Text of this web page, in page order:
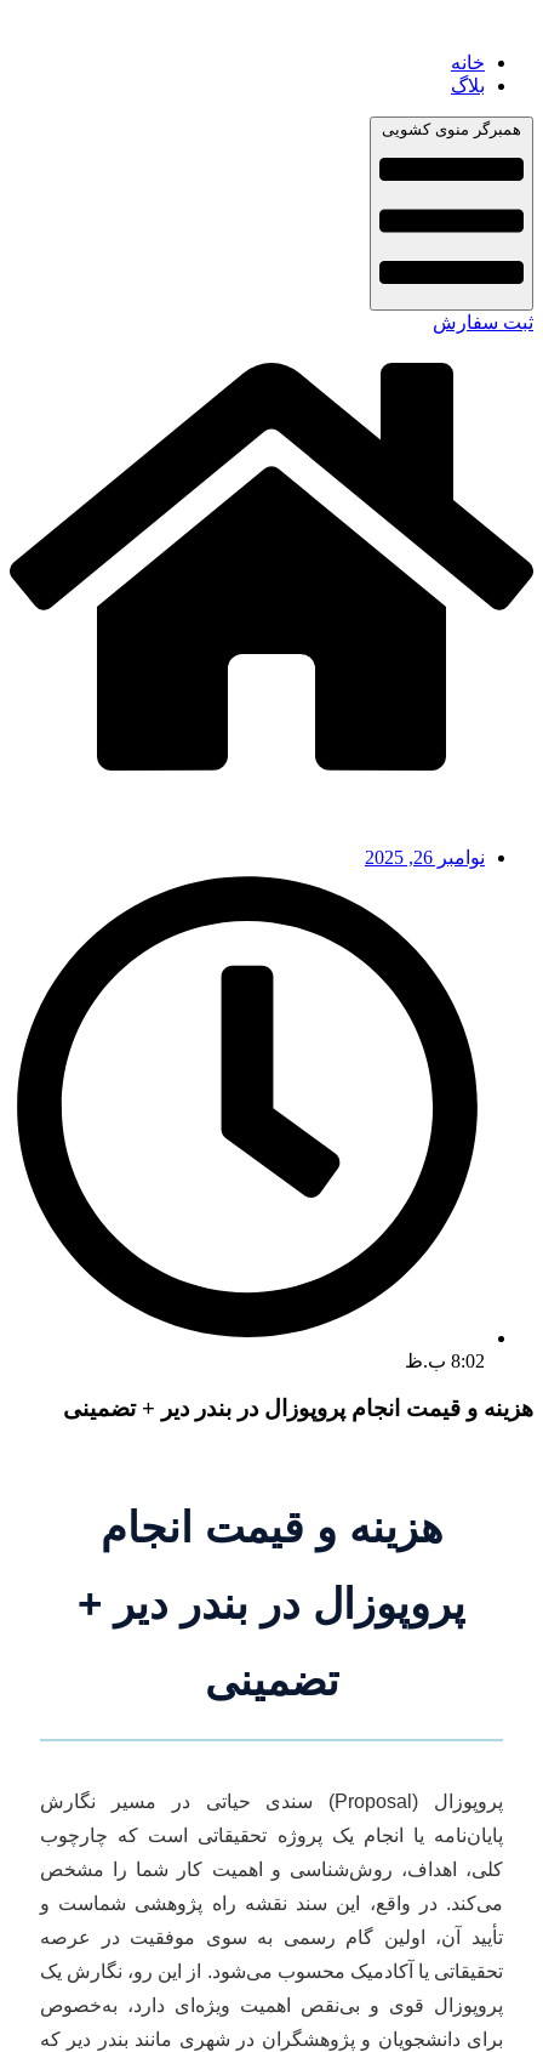
خانه
بلاگ
همبرگر منوی کشویی
ثبت سفارش
نوامبر 26, 2025
8:02 ب.ظ
هزینه و قیمت انجام پروپوزال در بندر دیر + تضمینی
هزینه و قیمت انجام
پروپوزال در بندر دیر +
تضمینی
پروپوزال (Proposal) سندی حیاتی در مسیر نگارش
پایان‌نامه یا انجام یک پروژه تحقیقاتی است که چارچوب
کلی، اهداف، روش‌شناسی و اهمیت کار شما را مشخص
می‌کند. در واقع، این سند نقشه راه پژوهشی شماست و
تأیید آن، اولین گام رسمی به سوی موفقیت در عرصه
تحقیقاتی یا آکادمیک محسوب می‌شود. از این رو، نگارش یک
پروپوزال قوی و بی‌نقص اهمیت ویژه‌ای دارد، به‌خصوص
برای دانشجویان و پژوهشگران در شهری مانند بندر دیر که